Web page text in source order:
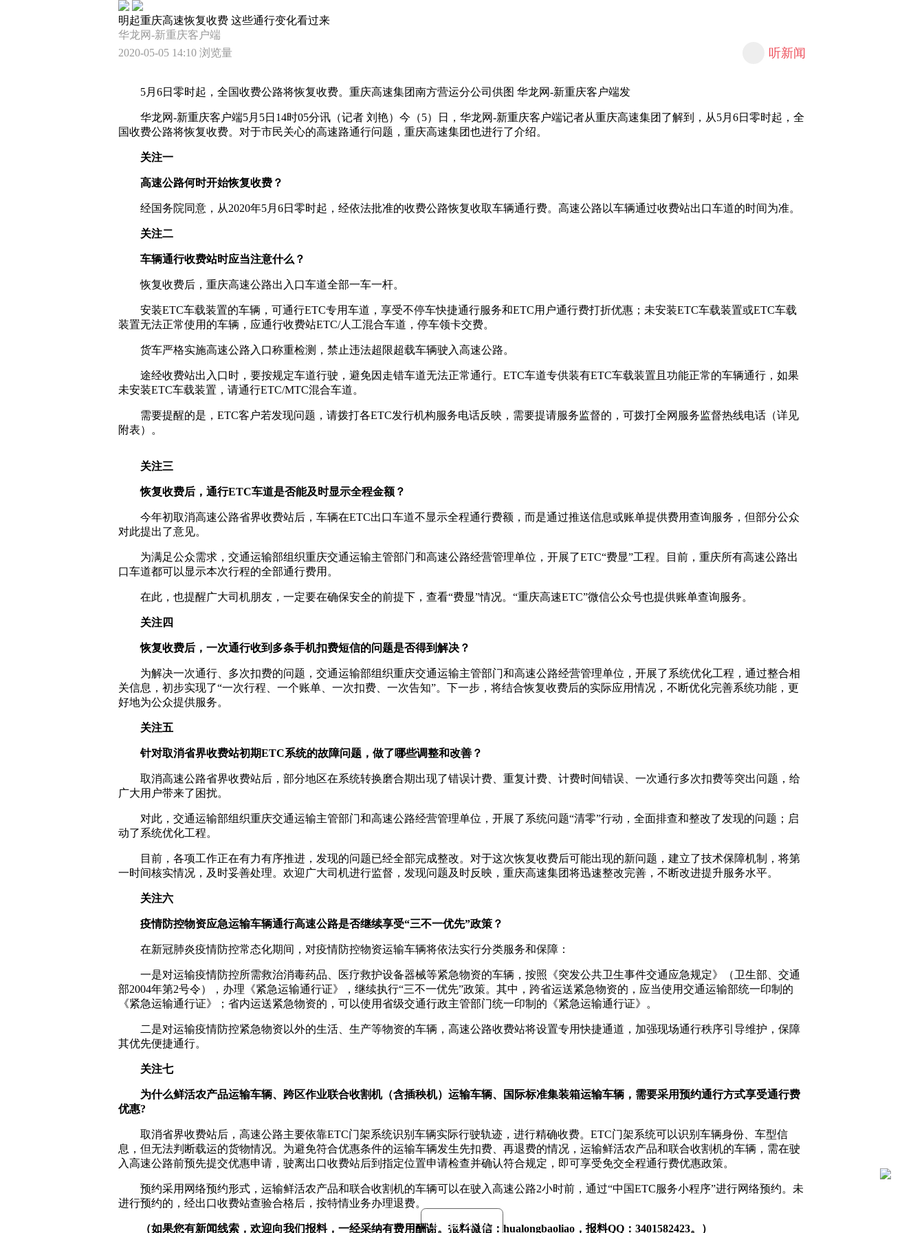
明起重庆高速恢复收费 这些通行变化看过来
华龙网-新重庆客户端
2020-05-05 14:10 浏览量 听新闻
5月6日零时起，全国收费公路将恢复收费。重庆高速集团南方营运分公司供图 华龙网-新重庆客户端发
华龙网-新重庆客户端5月5日14时05分讯（记者 刘艳）今（5）日，华龙网-新重庆客户端记者从重庆高速集团了解到，从5月6日零时起，全
国收费公路将恢复收费。对于市民关心的高速路通行问题，重庆高速集团也进行了介绍。
关注一
高速公路何时开始恢复收费？
经国务院同意，从2020年5月6日零时起，经依法批准的收费公路恢复收取车辆通行费。高速公路以车辆通过收费站出口车道的时间为准。
关注二
车辆通行收费站时应当注意什么？
恢复收费后，重庆高速公路出入口车道全部一车一杆。
安装ETC车载装置的车辆，可通行ETC专用车道，享受不停车快捷通行服务和ETC用户通行费打折优惠；未安装ETC车载装置或ETC车载
装置无法正常使用的车辆，应通行收费站ETC/人工混合车道，停车领卡交费。
货车严格实施高速公路入口称重检测，禁止违法超限超载车辆驶入高速公路。
途经收费站出入口时，要按规定车道行驶，避免因走错车道无法正常通行。ETC车道专供装有ETC车载装置且功能正常的车辆通行，如果
未安装ETC车载装置，请通行ETC/MTC混合车道。
需要提醒的是，ETC客户若发现问题，请拨打各ETC发行机构服务电话反映，需要提请服务监督的，可拨打全网服务监督热线电话（详见
附表）。
关注三
恢复收费后，通行ETC车道是否能及时显示全程金额？
今年初取消高速公路省界收费站后，车辆在ETC出口车道不显示全程通行费额，而是通过推送信息或账单提供费用查询服务，但部分公众
对此提出了意见。
为满足公众需求，交通运输部组织重庆交通运输主管部门和高速公路经营管理单位，开展了ETC“费显”工程。目前，重庆所有高速公路出
口车道都可以显示本次行程的全部通行费用。
在此，也提醒广大司机朋友，一定要在确保安全的前提下，查看“费显”情况。“重庆高速ETC”微信公众号也提供账单查询服务。
关注四
恢复收费后，一次通行收到多条手机扣费短信的问题是否得到解决？
为解决一次通行、多次扣费的问题，交通运输部组织重庆交通运输主管部门和高速公路经营管理单位，开展了系统优化工程，通过整合相
关信息，初步实现了“一次行程、一个账单、一次扣费、一次告知”。下一步，将结合恢复收费后的实际应用情况，不断优化完善系统功能，更
好地为公众提供服务。
关注五
针对取消省界收费站初期ETC系统的故障问题，做了哪些调整和改善？
取消高速公路省界收费站后，部分地区在系统转换磨合期出现了错误计费、重复计费、计费时间错误、一次通行多次扣费等突出问题，给
广大用户带来了困扰。
对此，交通运输部组织重庆交通运输主管部门和高速公路经营管理单位，开展了系统问题“清零”行动，全面排查和整改了发现的问题；启
动了系统优化工程。
目前，各项工作正在有力有序推进，发现的问题已经全部完成整改。对于这次恢复收费后可能出现的新问题，建立了技术保障机制，将第
一时间核实情况，及时妥善处理。欢迎广大司机进行监督，发现问题及时反映，重庆高速集团将迅速整改完善，不断改进提升服务水平。
关注六
疫情防控物资应急运输车辆通行高速公路是否继续享受“三不一优先”政策？
在新冠肺炎疫情防控常态化期间，对疫情防控物资运输车辆将依法实行分类服务和保障：
一是对运输疫情防控所需救治消毒药品、医疗救护设备器械等紧急物资的车辆，按照《突发公共卫生事件交通应急规定》（卫生部、交通
部2004年第2号令），办理《紧急运输通行证》，继续执行“三不一优先”政策。其中，跨省运送紧急物资的，应当使用交通运输部统一印制的
《紧急运输通行证》；省内运送紧急物资的，可以使用省级交通行政主管部门统一印制的《紧急运输通行证》。
二是对运输疫情防控紧急物资以外的生活、生产等物资的车辆，高速公路收费站将设置专用快捷通道，加强现场通行秩序引导维护，保障
其优先便捷通行。
关注七
为什么鲜活农产品运输车辆、跨区作业联合收割机（含插秧机）运输车辆、国际标准集装箱运输车辆，需要采用预约通行方式享受通行费
优惠?
取消省界收费站后，高速公路主要依靠ETC门架系统识别车辆实际行驶轨迹，进行精确收费。ETC门架系统可以识别车辆身份、车型信
息，但无法判断载运的货物情况。为避免符合优惠条件的运输车辆发生先扣费、再退费的情况，运输鲜活农产品和联合收割机的车辆，需在驶
入高速公路前预先提交优惠申请，驶离出口收费站后到指定位置申请检查并确认符合规定，即可享受免交全程通行费优惠政策。
预约采用网络预约形式，运输鲜活农产品和联合收割机的车辆可以在驶入高速公路2小时前，通过“中国ETC服务小程序”进行网络预约。未
进行预约的，经出口收费站查验合格后，按特情业务办理退费。
（如果您有新闻线索，欢迎向我们报料，一经采纳有费用酬谢。报料微信：hualongbaoliao，报料QQ：3401582423。）
查看原图